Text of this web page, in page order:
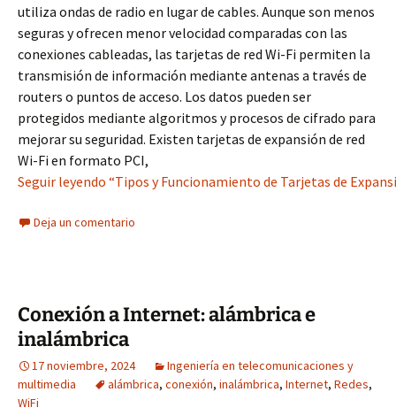
utiliza ondas de radio en lugar de cables. Aunque son menos
seguras y ofrecen menor velocidad comparadas con las
conexiones cableadas, las tarjetas de red Wi-Fi permiten la
transmisión de información mediante antenas a través de
routers o puntos de acceso. Los datos pueden ser
protegidos mediante algoritmos y procesos de cifrado para
mejorar su seguridad. Existen tarjetas de expansión de red
Wi-Fi en formato PCI,
Seguir leyendo “Tipos y Funcionamiento de Tarjetas de
Deja un comentario
Conexión a Internet: alámbrica e
inalámbrica
17 noviembre, 2024
Ingeniería en telecomunicaciones y
multimedia
alámbrica, conexión, inalámbrica, Internet, Redes,
WiFi